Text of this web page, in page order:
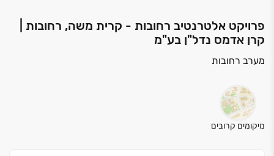
פרויקט אלטרנטיב רחובות - קרית משה, רחובות |
קרן אדמס נדל"ן בע"מ
מערב רחובות
מיקומים קרובים